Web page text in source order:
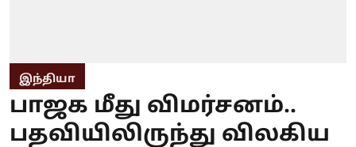
இந்தியா
பாஜக மீது விமர்சனம்..
பதவியிலிருந்து விலகிய